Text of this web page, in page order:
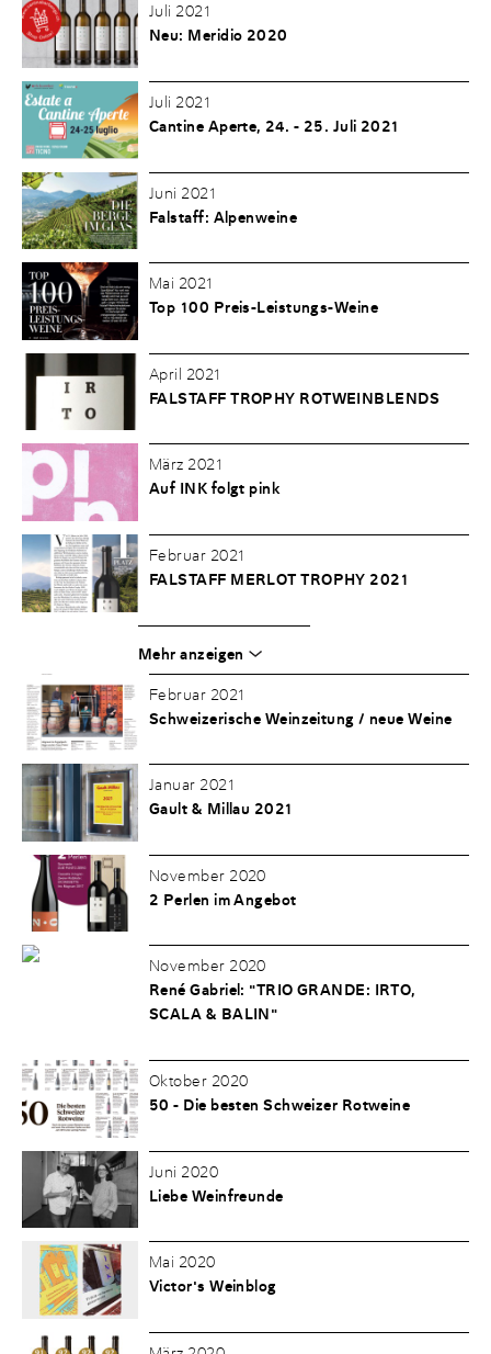
Juli 2021
Neu: Meridio 2020
Juli 2021
Cantine Aperte, 24. - 25. Juli 2021
Juni 2021
Falstaff: Alpenweine
Mai 2021
Top 100 Preis-Leistungs-Weine
April 2021
FALSTAFF TROPHY ROTWEINBLENDS
März 2021
Auf INK folgt pink
Februar 2021
FALSTAFF MERLOT TROPHY 2021
Mehr anzeigen
Februar 2021
Schweizerische Weinzeitung / neue Weine
Januar 2021
Gault & Millau 2021
November 2020
2 Perlen im Angebot
November 2020
René Gabriel: "TRIO GRANDE: IRTO,
SCALA & BALIN"
Oktober 2020
50 - Die besten Schweizer Rotweine
Juni 2020
Liebe Weinfreunde
Mai 2020
Victor's Weinblog